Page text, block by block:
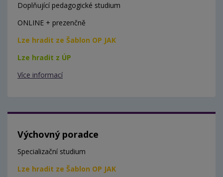
Doplňující pedagogické studium
ONLINE + prezenčně
Lze hradit ze Šablon OP JAK
Lze hradit z ÚP
Více informací
Výchovný poradce
Specializační studium
Lze hradit ze Šablon OP JAK